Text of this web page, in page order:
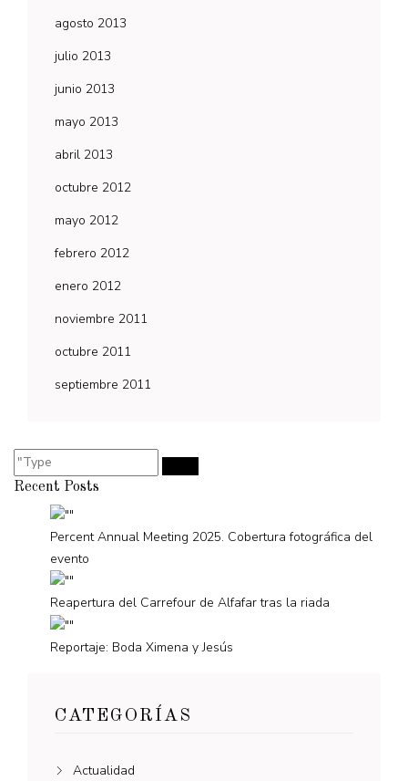
agosto 2013
julio 2013
junio 2013
mayo 2013
abril 2013
octubre 2012
mayo 2012
febrero 2012
enero 2012
noviembre 2011
octubre 2011
septiembre 2011
Recent Posts
Percent Annual Meeting 2025. Cobertura fotográfica del
evento
Reapertura del Carrefour de Alfafar tras la riada
Reportaje: Boda Ximena y Jesús
CATEGORÍAS
Actualidad